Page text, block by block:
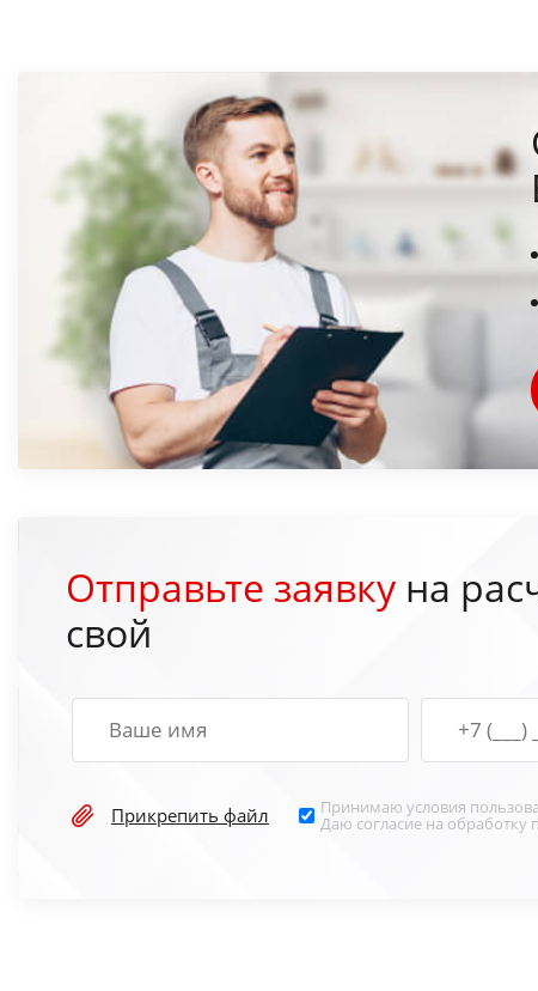
Отправьте заявку на
свой
Прикрепить файл Принимаю условия
Даю согласие на обработку